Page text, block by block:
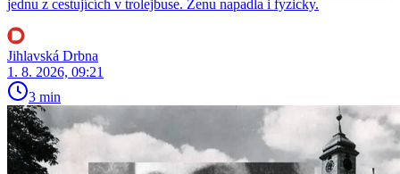
jednu z cestujících v trolejbuse. Ženu napadla i fyzicky.
Jihlavská Drbna
1. 8. 2026, 09:21
3 min